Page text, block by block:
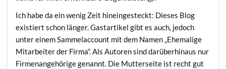
Ich habe da ein wenig Zeit hin­ein­ge­steckt: Die­ses Blog
exis­tiert schon län­ger. Gast­ar­ti­kel gibt es auch, jedoch
unter einem Sam­mel­ac­count mit dem Namen „Ehe­ma­li­ge
Mit­ar­bei­ter der Fir­ma“. Als Autoren sind dar­über­hin­aus nur
Fir­men­an­ge­hö­ri­ge genannt. Die Mut­ter­sei­te ist recht gut